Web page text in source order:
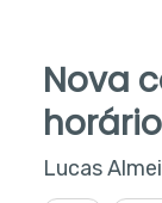
Nova
Lucas